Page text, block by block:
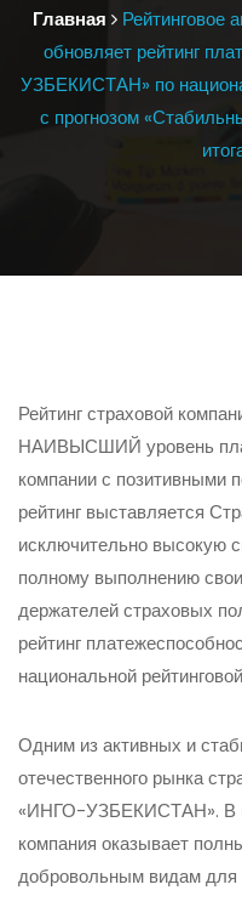
Главная
Рейтинговое
обновляет рейтинг
УЗБЕКИСТАН» по
с прогнозом
Рейтинг страховой
НАИВЫСШИЙ уровень
компании с позитивными
рейтинг выставляется
исключительно высокую
полному выполнению
держателей страховых
рейтинг
национальной
Одним из активных и
отечественного рынка
«ИНГО-УЗБЕКИСТАН». В
компания оказывает
добровольным видам для